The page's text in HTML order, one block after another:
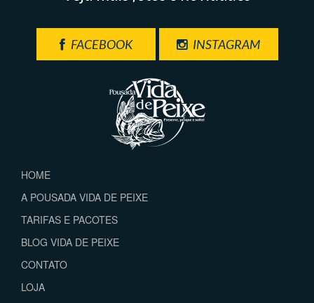
FACEBOOK INSTAGRAM
HOME
A POUSADA VIDA DE PEIXE
TARIFAS E PACOTES
BLOG VIDA DE PEIXE
CONTATO
LOJA